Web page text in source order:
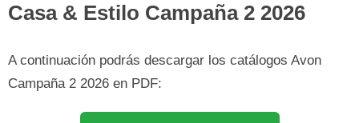
Casa & Estilo Campaña 2 2026
A continuación podrás descargar los catálogos Avon
Campaña 2 2026 en PDF: